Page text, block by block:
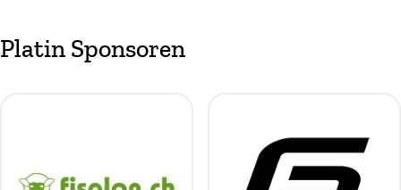
Platin Sponsoren